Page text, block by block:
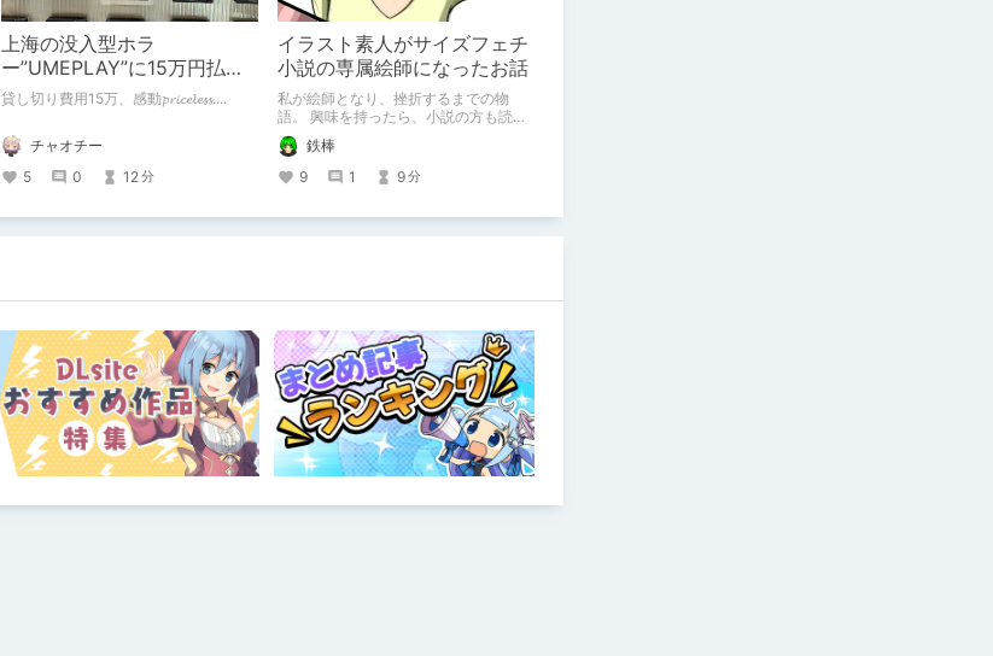
上海の没入型ホラ
ー”UMEPLAY”に15万円払っ
たら、2作品とも号泣した※ネ
貸し切り費用15万、感動𝓹𝓻𝓲𝓬𝓮𝓵𝓮𝓼𝓼....
チャオチー
5
0 12分
イラスト素人がサイズフェチ
小説の専属絵師になったお話
私が絵師となり、挫折するまでの物
語。 興味を持ったら、小説の方も読ん
で欲しいなって感じ 私の絵を使ってく
れてる小説書きさんのページＵＲＬ
https://www.pixiv.net/users/3414897
3/novels?p=1
鉄棒
9
1 9分